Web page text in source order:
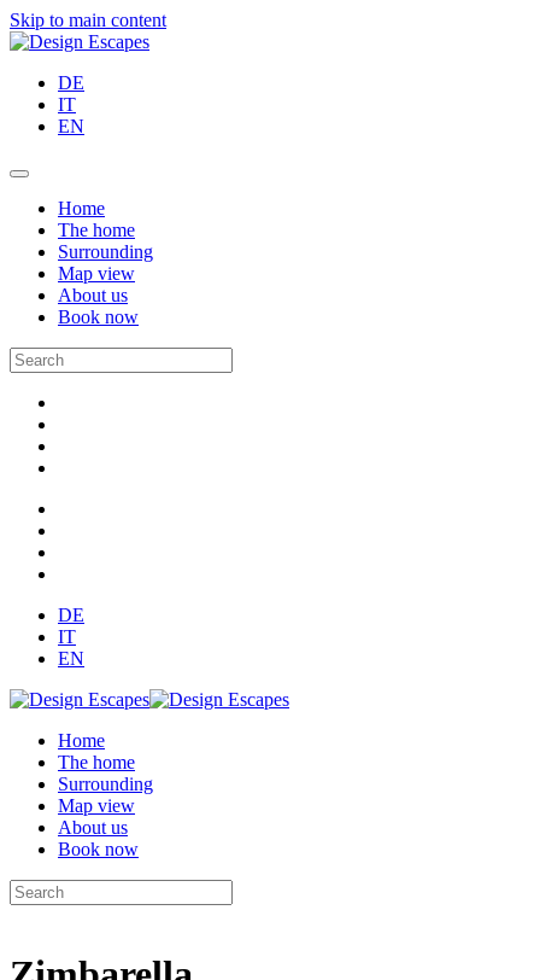
Skip to main content
DE
IT
EN
Home
The home
Surrounding
Map view
About us
Book now
DE
IT
EN
Home
The home
Surrounding
Map view
About us
Book now